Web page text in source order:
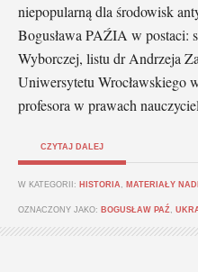
niepopularną dla środowisk
Bogusława PAŹIA w postaci:
Wyborczej, listu dr Andrzeja
Uniwersytetu Wrocławskiego
profesora w prawach
CZYTAJ DALEJ
W KATEGORII: HISTORIA MATERIAŁY
OZNACZONY JAKO: BOGUSŁAW PAŹ